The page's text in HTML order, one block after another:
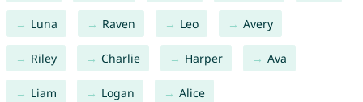
Luna Raven Leo Avery
Riley Charlie Harper Ava
Liam Logan Alice